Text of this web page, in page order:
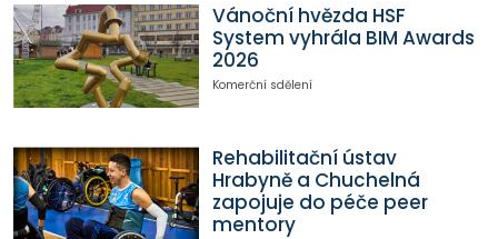
Vánoční hvězda HSF
System vyhrála BIM Awards
2026
Komerční sdělení
Rehabilitační ústav
Hrabyně a Chuchelná
zapojuje do péče peer
mentory